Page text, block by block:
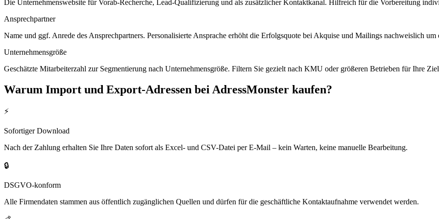
Die Unternehmenswebsite für Vorab-Recherche, Lead-Qualifizierung und als zusätzlicher Kontaktkanal. Hilfreich für die Vorbereitung
Ansprechpartner
Name und ggf. Anrede des Ansprechpartners. Personalisierte Ansprache erhöht die Erfolgsquote bei Akquise und Mailings nachweislich um
Unternehmensgröße
Geschätzte Mitarbeiterzahl zur Segmentierung nach Unternehmensgröße. Filtern Sie gezielt nach KMU oder größeren Betrieben für Ihre
Warum Import und Export-Adressen bei AdressMonster kaufen?
⚡
Sofortiger Download
Nach der Zahlung erhalten Sie Ihre Daten sofort als Excel- und CSV-Datei per E-Mail – kein Warten, keine manuelle Bearbeitung.
🔒
DSGVO-konform
Alle Firmendaten stammen aus öffentlich zugänglichen Quellen und dürfen für die geschäftliche Kontaktaufnahme verwendet werden.